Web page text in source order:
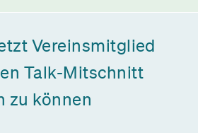
Vereinsmitglied
Talk-Mitschnitt
zu können